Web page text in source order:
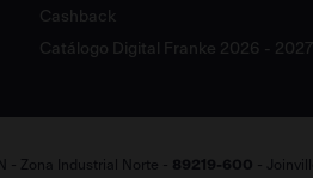
Cashback
Catálogo Digital Franke 2026 - 2027
- Zona Industrial Norte - 89219-600 -